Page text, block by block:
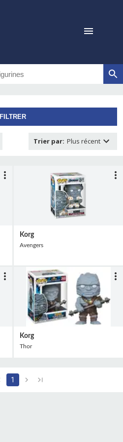
FILTRER
Trier par: Plus récent
Korg
Avengers
Korg
Thor
1